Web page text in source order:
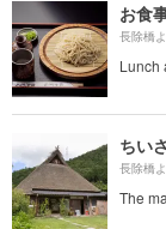
お食
長除橋
Lunch
ちい
長除橋
The